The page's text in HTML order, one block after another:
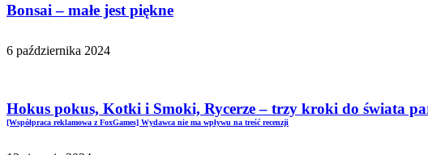
Bonsai – małe jest piękne
6 października 2024
Hokus pokus, Kotki i Smoki, Rycerze – trzy kroki do świata
[Współpraca reklamowa z FoxGames] Wydawca nie ma wpływu na treść recenzji